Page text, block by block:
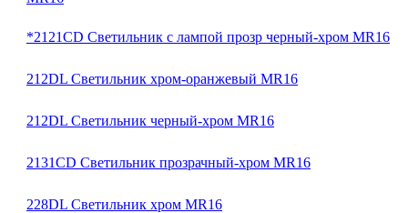
*2121CD Светильник с лампой прозр черный-хром MR16
212DL Светильник хром-оранжевый MR16
212DL Светильник черный-хром MR16
2131CD Светильник прозрачный-хром MR16
228DL Светильник хром MR16